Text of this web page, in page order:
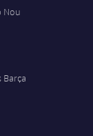
Nou
Barça